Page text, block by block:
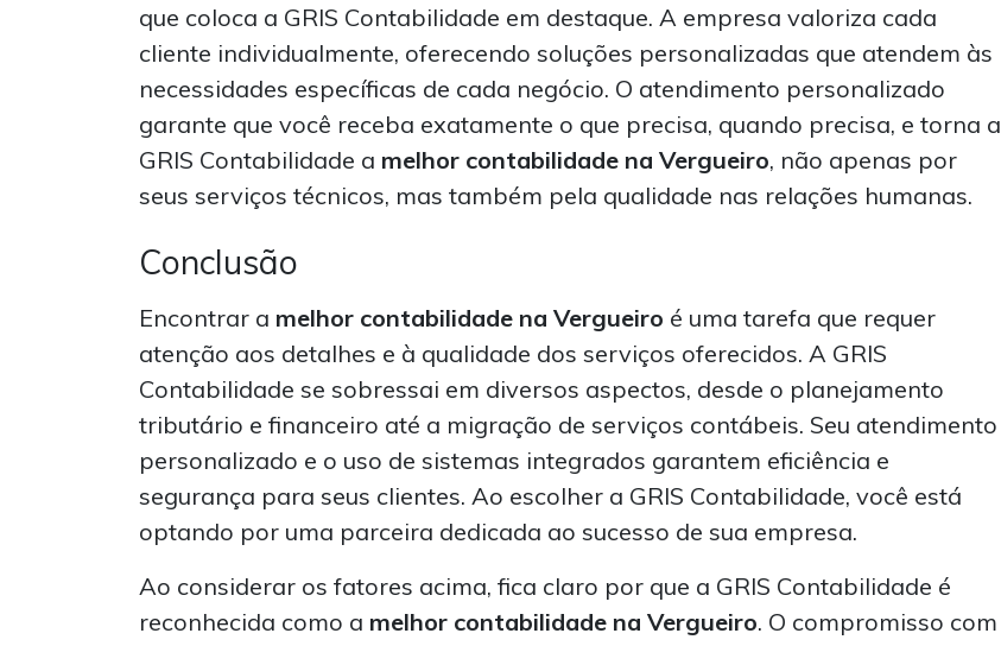
que coloca a GRIS Contabilidade em destaque. A empresa valoriza cada
cliente individualmente, oferecendo soluções personalizadas que atendem às
necessidades específicas de cada negócio. O atendimento personalizado
garante que você receba exatamente o que precisa, quando precisa, e torna a
GRIS Contabilidade a melhor contabilidade na Vergueiro, não apenas por
seus serviços técnicos, mas também pela qualidade nas relações humanas.
Conclusão
Encontrar a melhor contabilidade na Vergueiro é uma tarefa que requer
atenção aos detalhes e à qualidade dos serviços oferecidos. A GRIS
Contabilidade se sobressai em diversos aspectos, desde o planejamento
tributário e financeiro até a migração de serviços contábeis. Seu atendimento
personalizado e o uso de sistemas integrados garantem eficiência e
segurança para seus clientes. Ao escolher a GRIS Contabilidade, você está
optando por uma parceira dedicada ao sucesso de sua empresa.
Ao considerar os fatores acima, fica claro por que a GRIS Contabilidade é
reconhecida como a melhor contabilidade na Vergueiro. O compromisso com